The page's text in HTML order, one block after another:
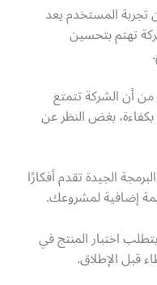
المستخدم يعد
تهتم بتحسين
من أن الشركة تتمتع
بغض النظر عن
الجيدة تقدم أفكارًا
إضافية لمشروعك.
اختبار المنتج في
قبل الإطلاق.